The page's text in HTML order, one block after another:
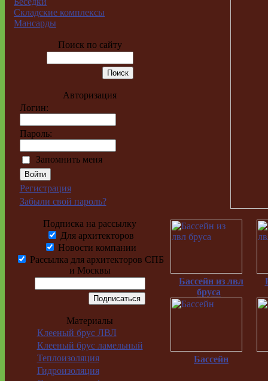
Складские комплексы
Мансарды
Поиск по сайту
Авторизация
Логин:
Пароль:
Запомнить меня
Регистрация
Забыли свой пароль?
Подписка на рассылку
Для архитекторов
Новости компании
Рассылка для архитекторов СПБ
и Москвы
Материалы
Клееный брус ЛВЛ
Клееный брус ламельный
Теплоизоляция
Гидроизоляция
Бассейн из лвл
бруса
Бассейн